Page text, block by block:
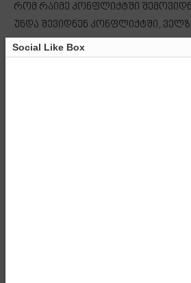
რომ რაიმე კონფლიქტში
უნდა შევიდნენ კონფლიქტში,
დადიან სოფლებსა და ქალაქებში.
არჩევნებია, როცა ე.წ. ველზე
Social Like Box